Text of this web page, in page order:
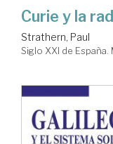
Curie y la
Strathern, Paul
Siglo XXI de España.